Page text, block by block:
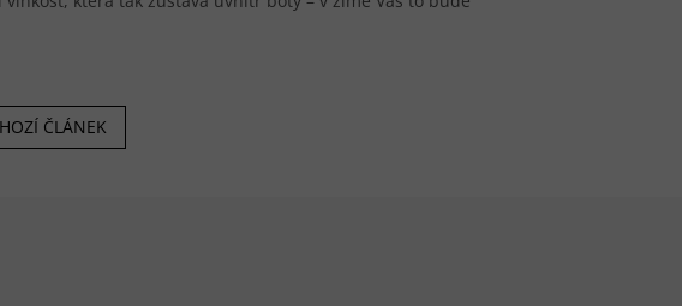
ČLÁNEK